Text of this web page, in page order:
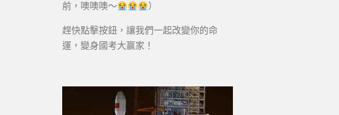
前，噢噢噢～
）
趕快點擊按鈕，讓我們一起改變你的命
運，變身國考大贏家！